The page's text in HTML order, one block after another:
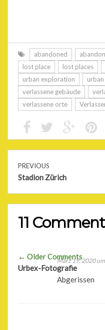
abandoned
lost place
lost places
urban exploration
verlassene gebäude
verlassene orte
PREVIOUS
Stadion Zürich
11
Comment
navigation
← Older Comments
Urbex-Fotografie
März 19, 2020
Abgerissen
Comment
navigation